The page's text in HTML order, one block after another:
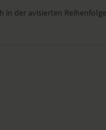
in der avisierten